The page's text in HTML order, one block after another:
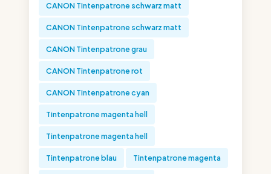
CANON Tintenpatrone schwarz matt
CANON Tintenpatrone schwarz matt
CANON Tintenpatrone grau
CANON Tintenpatrone rot
CANON Tintenpatrone cyan
Tintenpatrone magenta hell
Tintenpatrone magenta hell
Tintenpatrone blau Tintenpatrone magenta